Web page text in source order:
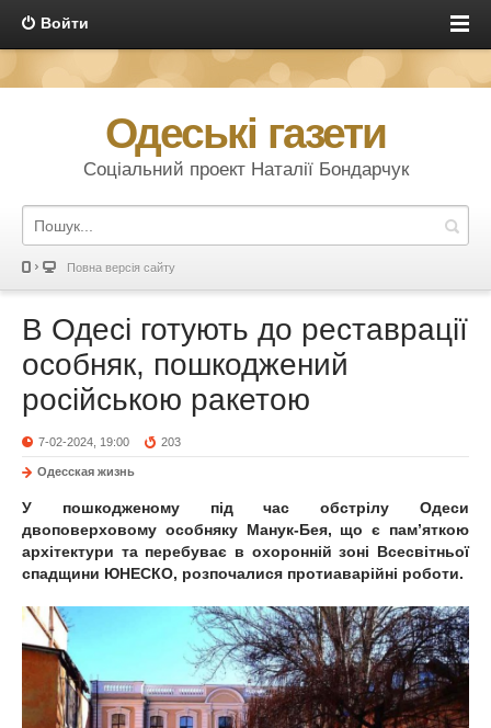
Войти
Одеські газети
Соціальний проект Наталії Бондарчук
Повна версія сайту
В Одесі готують до реставрації
особняк, пошкоджений
російською ракетою
7-02-2024, 19:00 203
Одесская жизнь
У пошкодженому під час обстрілу Одеси
двоповерховому особняку Манук-Бея, що є пам’яткою
архітектури та перебуває в охоронній зоні Всесвітньої
спадщини ЮНЕСКО, розпочалися протиаварійні роботи.